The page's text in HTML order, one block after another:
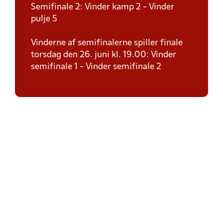
Semifinale 2: Vinder kamp 2 - Vinder
pulje 5
Vinderne af semifinalerne spiller finale
torsdag den 26. juni kl. 19.00: Vinder
semifinale 1 - Vinder semifinale 2